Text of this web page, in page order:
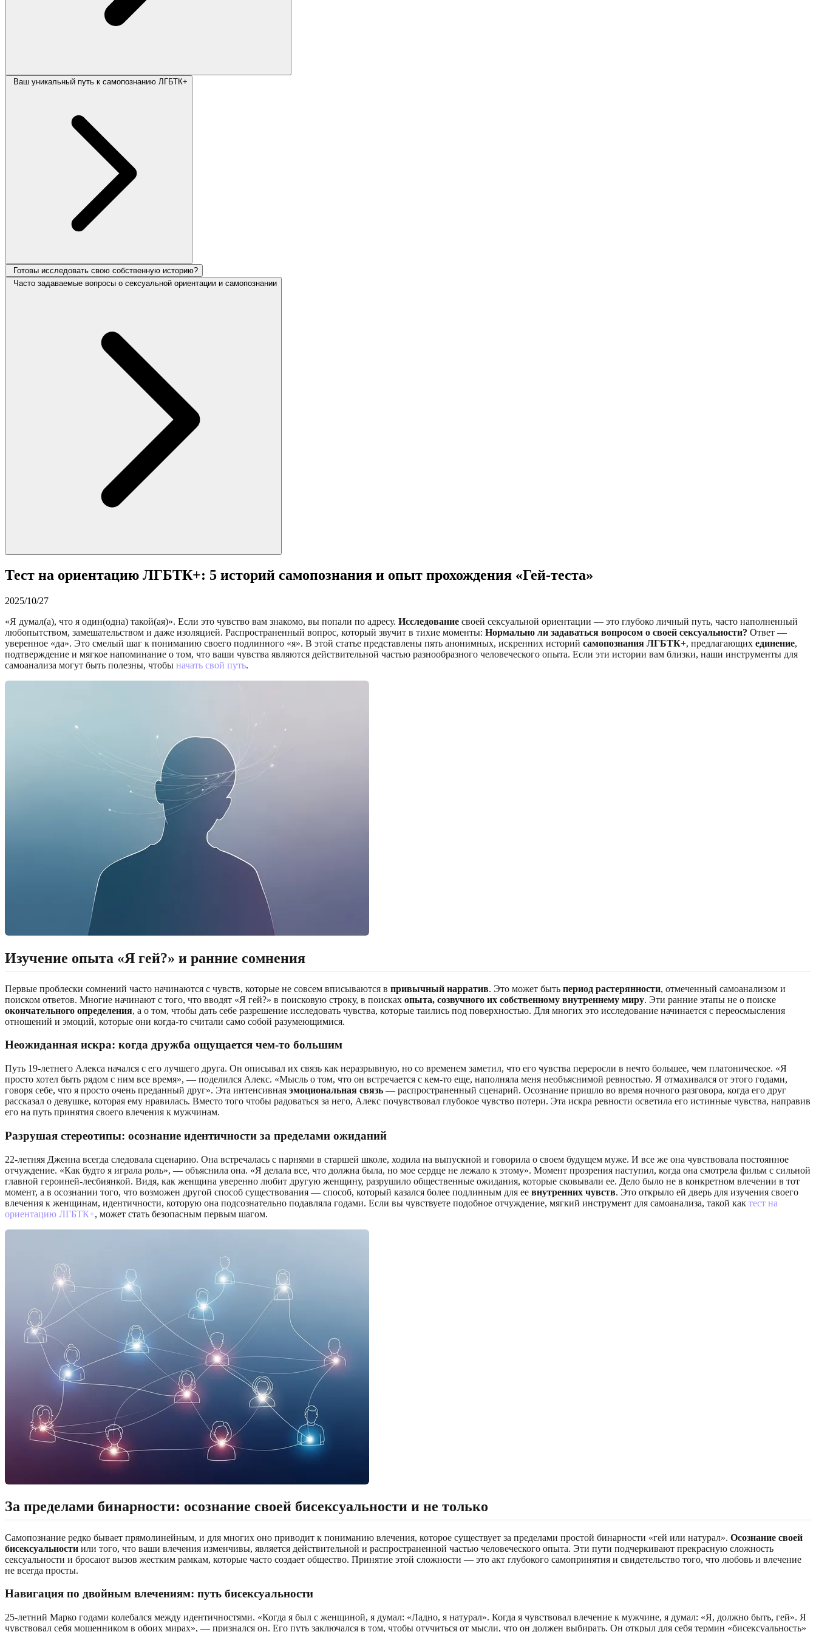
Ваш уникальный путь к самопознанию ЛГБТК+
Готовы исследовать свою собственную историю?
Часто задаваемые вопросы о сексуальной ориентации и самопознании
Тест на ориентацию ЛГБТК+: 5 историй самопознания и опыт прохождения «Гей-теста»
2025/10/27
«Я думал(а), что я один(одна) такой(ая)». Если это чувство вам знакомо, вы попали по адресу. Исследование своей сексуальной ориентации — это глубоко личный путь, часто наполненный
любопытством, замешательством и даже изоляцией. Распространенный вопрос, который звучит в тихие моменты: Нормально ли задаваться вопросом о своей сексуальности? Ответ —
уверенное «да». Это смелый шаг к пониманию своего подлинного «я». В этой статье представлены пять анонимных, искренних историй самопознания ЛГБТК+, предлагающих единение,
подтверждение и мягкое напоминание о том, что ваши чувства являются действительной частью разнообразного человеческого опыта. Если эти истории вам близки, наши инструменты для
самоанализа могут быть полезны, чтобы начать свой путь.
Изучение опыта «Я гей?» и ранние сомнения
Первые проблески сомнений часто начинаются с чувств, которые не совсем вписываются в привычный нарратив. Это может быть период растерянности, отмеченный самоанализом и
поиском ответов. Многие начинают с того, что вводят «Я гей?» в поисковую строку, в поисках опыта, созвучного их собственному внутреннему миру. Эти ранние этапы не о поиске
окончательного определения, а о том, чтобы дать себе разрешение исследовать чувства, которые таились под поверхностью. Для многих это исследование начинается с переосмысления
отношений и эмоций, которые они когда-то считали само собой разумеющимися.
Неожиданная искра: когда дружба ощущается чем-то большим
Путь 19-летнего Алекса начался с его лучшего друга. Он описывал их связь как неразрывную, но со временем заметил, что его чувства переросли в нечто большее, чем платоническое. «Я
просто хотел быть рядом с ним все время», — поделился Алекс. «Мысль о том, что он встречается с кем-то еще, наполняла меня необъяснимой ревностью. Я отмахивался от этого годами,
говоря себе, что я просто очень преданный друг». Эта интенсивная эмоциональная связь — распространенный сценарий. Осознание пришло во время ночного разговора, когда его друг
рассказал о девушке, которая ему нравилась. Вместо того чтобы радоваться за него, Алекс почувствовал глубокое чувство потери. Эта искра ревности осветила его истинные чувства, направив
его на путь принятия своего влечения к мужчинам.
Разрушая стереотипы: осознание идентичности за пределами ожиданий
22-летняя Дженна всегда следовала сценарию. Она встречалась с парнями в старшей школе, ходила на выпускной и говорила о своем будущем муже. И все же она чувствовала постоянное
отчуждение. «Как будто я играла роль», — объяснила она. «Я делала все, что должна была, но мое сердце не лежало к этому». Момент прозрения наступил, когда она смотрела фильм с сильной
главной героиней-лесбиянкой. Видя, как женщина уверенно любит другую женщину, разрушило общественные ожидания, которые сковывали ее. Дело было не в конкретном влечении в тот
момент, а в осознании того, что возможен другой способ существования — способ, который казался более подлинным для ее внутренних чувств. Это открыло ей дверь для изучения своего
влечения к женщинам, идентичности, которую она подсознательно подавляла годами. Если вы чувствуете подобное отчуждение, мягкий инструмент для самоанализа, такой как тест на
ориентацию ЛГБТК+, может стать безопасным первым шагом.
За пределами бинарности: осознание своей бисексуальности и не только
Самопознание редко бывает прямолинейным, и для многих оно приводит к пониманию влечения, которое существует за пределами простой бинарности «гей или натурал». Осознание своей
бисексуальности или того, что ваши влечения изменчивы, является действительной и распространенной частью человеческого опыта. Эти пути подчеркивают прекрасную сложность
сексуальности и бросают вызов жестким рамкам, которые часто создает общество. Принятие этой сложности — это акт глубокого самопринятия и свидетельство того, что любовь и влечение
не всегда просты.
Навигация по двойным влечениям: путь бисексуальности
25-летний Марко годами колебался между идентичностями. «Когда я был с женщиной, я думал: «Ладно, я натурал». Когда я чувствовал влечение к мужчине, я думал: «Я, должно быть, гей». Я
чувствовал себя мошенником в обоих мирах», — признался он. Его путь заключался в том, чтобы отучиться от мысли, что он должен выбирать. Он открыл для себя термин «бисексуальность»